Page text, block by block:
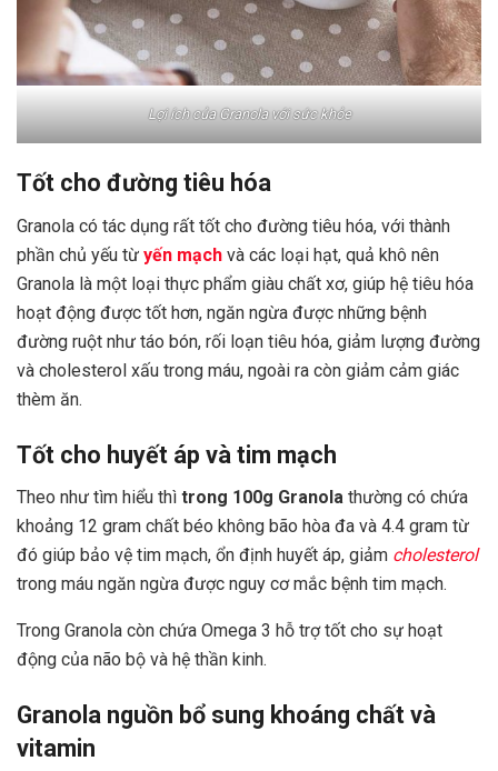
Lợi ích của Granola với sức khỏe
Tốt cho đường tiêu hóa
Granola có tác dụng rất tốt cho đường tiêu hóa, với thành
phần chủ yếu từ yến mạch và các loại hạt, quả khô nên
Granola là một loại thực phẩm giàu chất xơ, giúp hệ tiêu hóa
hoạt động được tốt hơn, ngăn ngừa được những bệnh
đường ruột như táo bón, rối loạn tiêu hóa, giảm lượng đường
và cholesterol xấu trong máu, ngoài ra còn giảm cảm giác
thèm ăn.
Tốt cho huyết áp và tim mạch
Theo như tìm hiểu thì trong 100g Granola thường có chứa
khoảng 12 gram chất béo không bão hòa đa và 4.4 gram từ
đó giúp bảo vệ tim mạch, ổn định huyết áp, giảm cholesterol
trong máu ngăn ngừa được nguy cơ mắc bệnh tim mạch.
Trong Granola còn chứa Omega 3 hỗ trợ tốt cho sự hoạt
động của não bộ và hệ thần kinh.
Granola nguồn bổ sung khoáng chất và
vitamin